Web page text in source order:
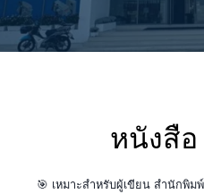
หนังสือ
🎯 เหมาะสำหรับผู้เขียน สำนักพิ